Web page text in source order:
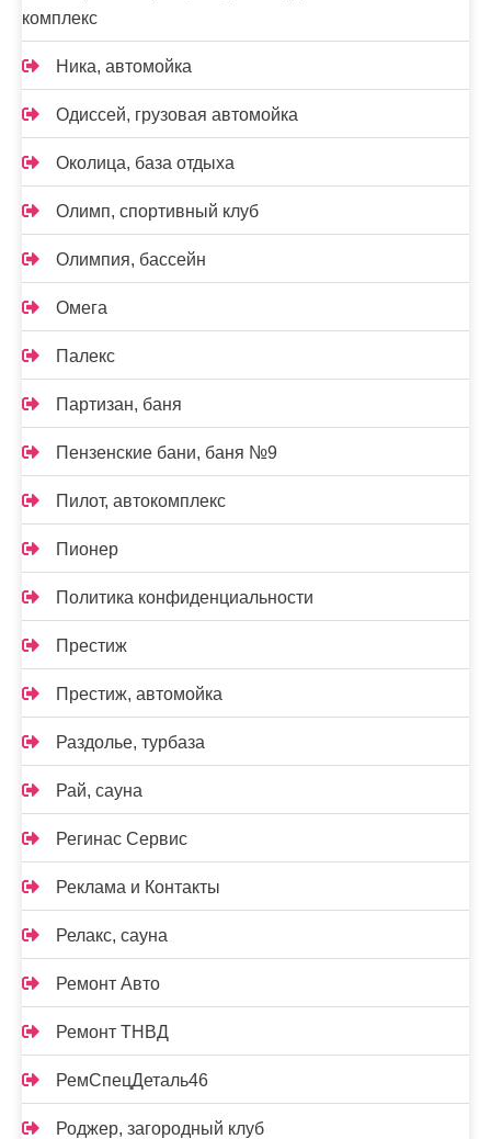
комплекс
Ника, автомойка
Одиссей, грузовая автомойка
Околица, база отдыха
Олимп, спортивный клуб
Олимпия, бассейн
Омега
Палекс
Партизан, баня
Пензенские бани, баня №9
Пилот, автокомплекс
Пионер
Политика конфиденциальности
Престиж
Престиж, автомойка
Раздолье, турбаза
Рай, сауна
Регинас Сервис
Реклама и Контакты
Релакс, сауна
Ремонт Авто
Ремонт ТНВД
РемСпецДеталь46
Роджер, загородный клуб